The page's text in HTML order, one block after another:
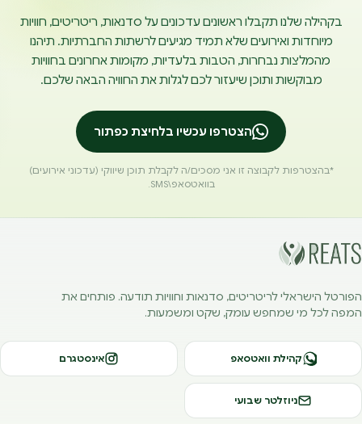
בקהילה שלנו תקבלו ראשונים עדכונים על סדנאות, ריטריטים, חוויות
מיוחדות ואירועים שלא תמיד מגיעים לרשתות החברתיות. תיהנו
מהמלצות נבחרות, הטבות בלעדיות, מקומות אחרונים בחוויות
מבוקשות ותוכן שיעזור לכם לגלות את החוויה הבאה שלכם.
הצטרפו עכשיו בלחיצת כפתור
*בהצטרפות לקבוצה זו אני מסכים/ה לקבלת תוכן שיווקי (עדכוני אירועים)
בוואטסאפ\SMS.
הפורטל הישראלי לריטריטים, סדנאות וחוויות תודעה. פותחים את
המפה לכל מי שמחפש עומק, שקט ומשמעות.
קהילת וואטסאפ אינסטגרם
ניוזלטר שבועי